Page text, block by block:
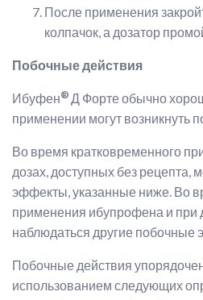
После применения
колпачок, а дозатор
Побочные действия
Ибуфен® Д Форте обычно
применении могут возникнуть
Во время кратковременного
дозах, доступных без рецепта,
эффекты, указанные ниже. Во
применения ибупрофена и при
наблюдаться другие побочные
Побочные действия
использованием следующих